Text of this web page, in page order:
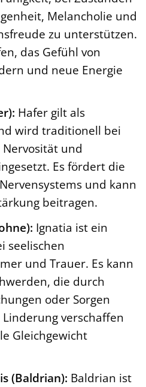
Melancholie und
zu unterstützen.
das Gefühl von
und neue Energie
Hafer gilt als
wird traditionell bei
und
Es fördert die
und kann
beitragen.
Ignatia ist ein
seelischen
und Trauer. Es kann
die durch
oder Sorgen
verschaffen
Gleichgewicht
(Baldrian): Baldrian ist